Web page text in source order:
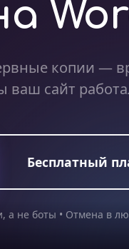
копии —
ваш сайт
Бесплатный
а не боты • Отмена в